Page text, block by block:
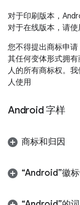
对于印刷版本，
对于在线版本，请
您不得提出商标申
其任何变体形式拥
人的所有商标权。
人使用
Android 字样
商标和归因
“Android”徽